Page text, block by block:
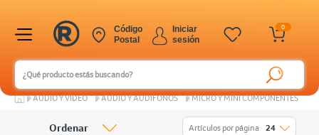
0
Iniciar
sesión
Código
Postal
AUDIO Y VIDEO AUDIO Y AUDÍFONOS MICRO Y MINI COMPONENTES
Ordenar Artículos por página 24